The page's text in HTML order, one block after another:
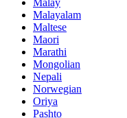
Malayalam
Maltese
Maori
Marathi
Mongolian
Nepali
Norwegian
Oriya
Pashto